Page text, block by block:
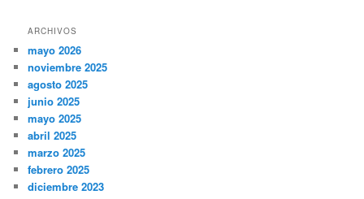
ARCHIVOS
mayo 2026
noviembre 2025
agosto 2025
junio 2025
mayo 2025
abril 2025
marzo 2025
febrero 2025
diciembre 2023